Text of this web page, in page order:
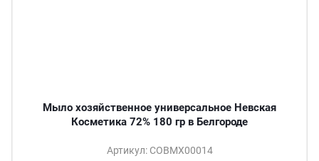
Мыло хозяйственное универсальное Невская
Косметика 72% 180 гр в Белгороде
Артикул: СОВМХ00014